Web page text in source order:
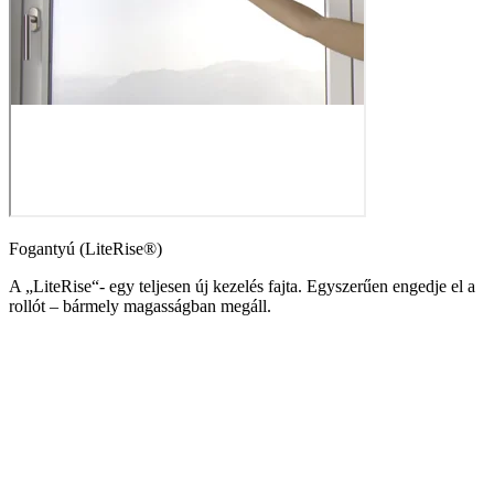
Fogantyú (LiteRise®)
A „LiteRise“- egy teljesen új kezelés fajta. Egyszerűen engedje el a
rollót – bármely magasságban megáll.